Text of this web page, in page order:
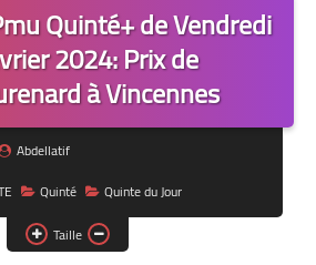
Quinté+ de Vendredi
2024: Prix de
à Vincennes
Abdellatif
Quinté
Quinte du Jour
Taille